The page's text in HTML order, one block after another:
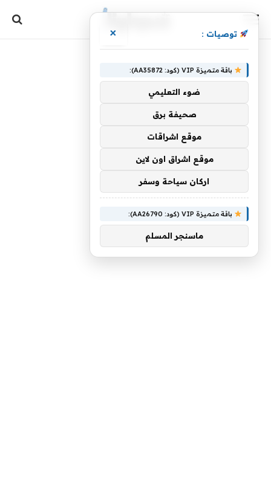
توصيات : ×
باقة متميزة VIP (كود: AA35872):
ضوء التعليمي
صحيفة برق
موقع اشراقات
موقع اشراق اون لاين
اركان سياحة وسفر
باقة متميزة VIP (كود: AA26790):
ماسنجر المسلم